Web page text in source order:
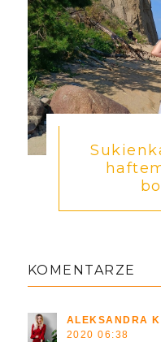
KOMENTARZE
ALEKSANDRA
2020 06:38